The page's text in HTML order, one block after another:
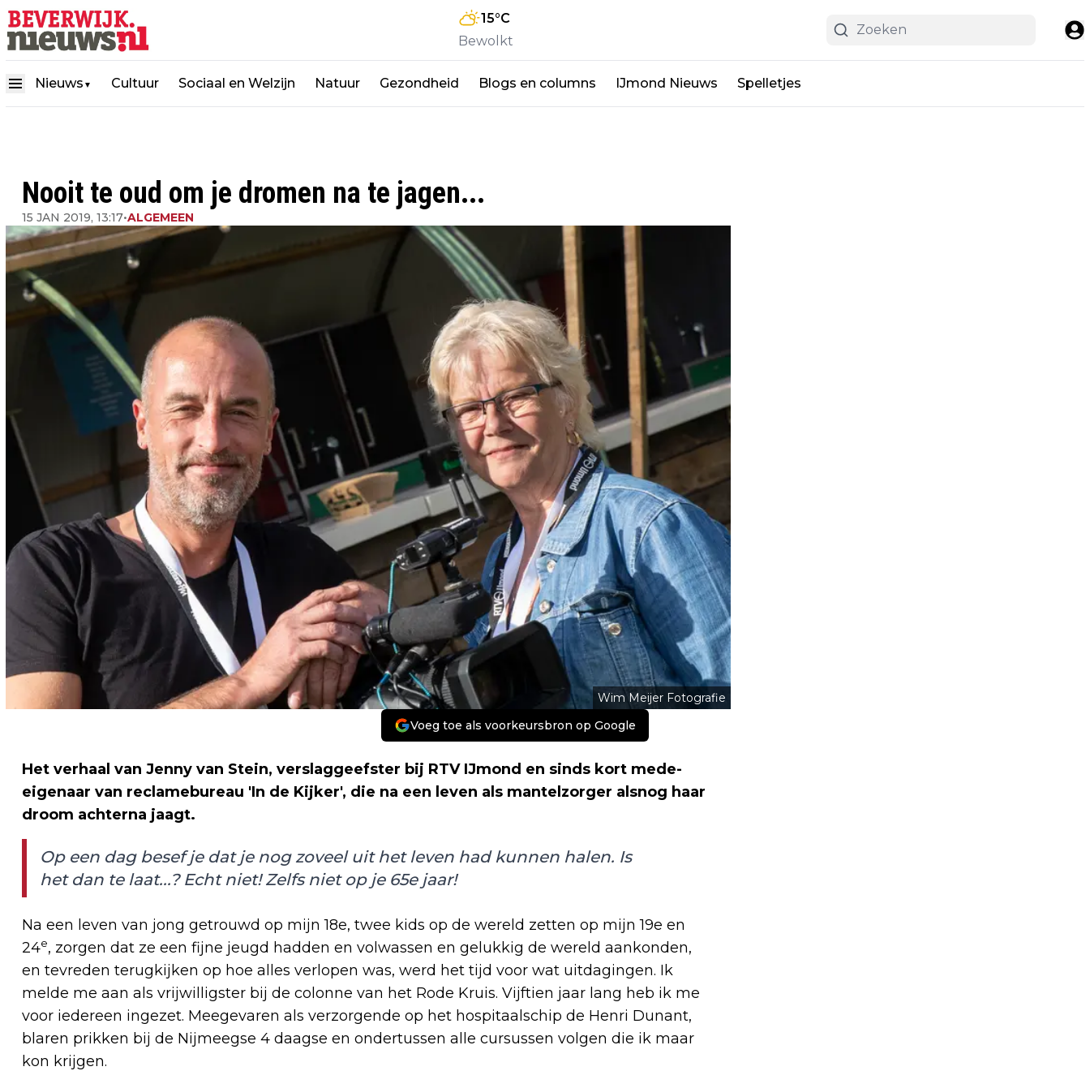
15°C
Bewolkt
Nieuws ▼ Cultuur Sociaal en Welzijn Natuur Gezondheid Blogs en columns IJmond Nieuws Spelletjes
Nooit te oud om je dromen na te jagen...
15 JAN 2019, 13:17•ALGEMEEN
Wim Meijer Fotografie
Voeg toe als voorkeursbron op Google
Het verhaal van Jenny van Stein, verslaggeefster bij RTV IJmond en sinds kort mede-
eigenaar van reclamebureau 'In de Kijker', die na een leven als mantelzorger alsnog haar
droom achterna jaagt.
Op een dag besef je dat je nog zoveel uit het leven had kunnen halen. Is
het dan te laat...? Echt niet! Zelfs niet op je 65e jaar!
Na een leven van jong getrouwd op mijn 18e, twee kids op de wereld zetten op mijn 19e en
24e, zorgen dat ze een fijne jeugd hadden en volwassen en gelukkig de wereld aankonden,
en tevreden terugkijken op hoe alles verlopen was, werd het tijd voor wat uitdagingen. Ik
melde me aan als vrijwilligster bij de colonne van het Rode Kruis. Vijftien jaar lang heb ik me
voor iedereen ingezet. Meegevaren als verzorgende op het hospitaalschip de Henri Dunant,
blaren prikken bij de Nijmeegse 4 daagse en ondertussen alle cursussen volgen die ik maar
kon krijgen.